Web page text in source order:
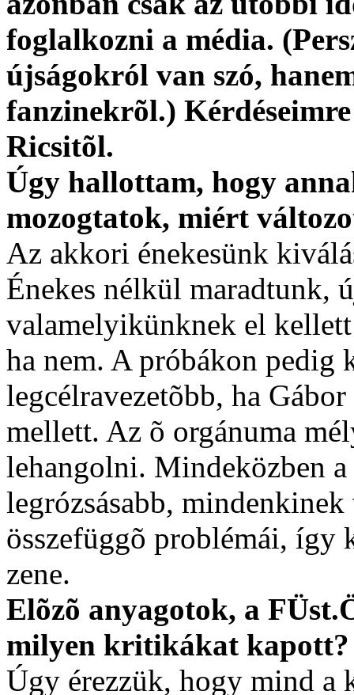
foglalkozni a média.
újságokról van szó,
fanzinekrõl.)
Ricsitõl.
Úgy hallottam, hogy
mozogtatok, miért
Az akkori énekesünk
Énekes nélkül maradtunk,
valamelyikünknek el
ha nem. A próbákon pedig
legcélravezetõbb, ha
mellett. Az õ orgánuma
lehangolni. Mindeközben
legrózsásabb,
összefüggõ problémái, így
zene.
Elõzõ anyagotok, a
milyen kritikákat kapott?
Úgy érezzük, hogy mind a